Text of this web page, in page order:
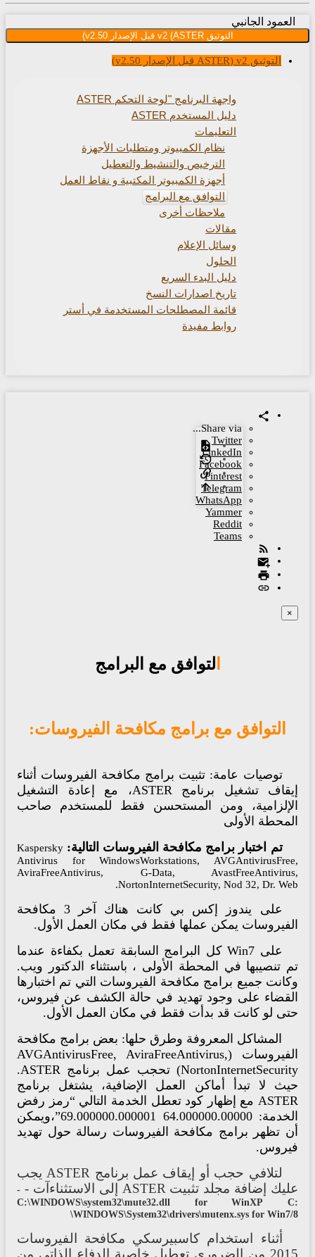
الجانبي
التوثيق v2 (ASTER قبل الإصدار v2.50)
التوثيق v2 (ASTER قبل الإصدار v2.50)
واجهة البرنامج "لوحة التحكم ASTER
دليل المستخدم ASTER
التعليمات
نظام الكمبيوتر ومتطلبات الأجهزة
الترخيص والتنشيط والتعطيل
أجهزة الكمبيوتر المكتبية و نقاط العمل
التوافق مع البرامج
ملاحظات أخرى
مقالات
وسائل الإعلام
الحلول
دليل البدء السريع
تاريخ اصدارات النسخ
قائمة المصطلحات المستخدمة في أستر
روابط مفيدة
Share via...
Twitter
LinkedIn
Facebook
Pinterest
Telegram
WhatsApp
Yammer
Reddit
Teams
التوافق مع البرامج
التوافق مع برامج مكافحة الفيروسات:
توصيات عامة: تثبيت برامج مكافحة الفيروسات أثناء
إيقاف تشغيل برنامج ASTER، مع إعادة التشغيل
ومن المستحسن فقط للمستخدم صاحب
الأولى
تم اختبار برامج مكافحة الفيروسات التالية:Kaspersky
Antivirus for WindowsWorkstations,
AviraFreeAntivirus, G-Data,
NortonInternetSecurity, Nod 32, Dr.
على يندوز إكس بي كانت هناك آخر 3 مكافحة
يمكن عملها فقط في مكان العمل الأول.
على Win7 كل البرامج السابقة تعمل بكفاءة عندما
تنصيبها في المحطة الأولى ، باستثناء الدكتور ويب.
جميع برامج مكافحة الفيروسات التي تم اختبارها
على وجود تهديد في حالة الكشف عن فيروس،
لو كانت قد بدأت فقط في مكان العمل الأول.
المشاكل المعروفة وطرق حلها: بعض برامج مكافحة
الفيروسات (AVGAntivirusFree, AviraFreeAntivirus,
NortonInternetSecurity) تحجب عمل برنامج ASTER.
لا تبدأ أماكن العمل الإضافية، يشتغل برنامج
ASTER مع إظهار كود تعطل الخدمة التالي “رمز رفض
الخدمة: 64.000000.00000 69.000000.000001”،ويمكن
تظهر برامج مكافحة الفيروسات رسالة حول تهديد
لتلافي حجب أو إيقاف عمل برنامج ASTER يجب
إضافة مجلد تثبيت ASTER إلى الاستثناءآت -
-
C:\WINDOWS\system32\mute32.dll for WinXP
\WINDOWS\System32\drivers\mutenx.sys for
استخدام كاسبيرسكي مكافحة الفيروسات
من الضروري تعطيل خاصية الدفاع الذاتي من